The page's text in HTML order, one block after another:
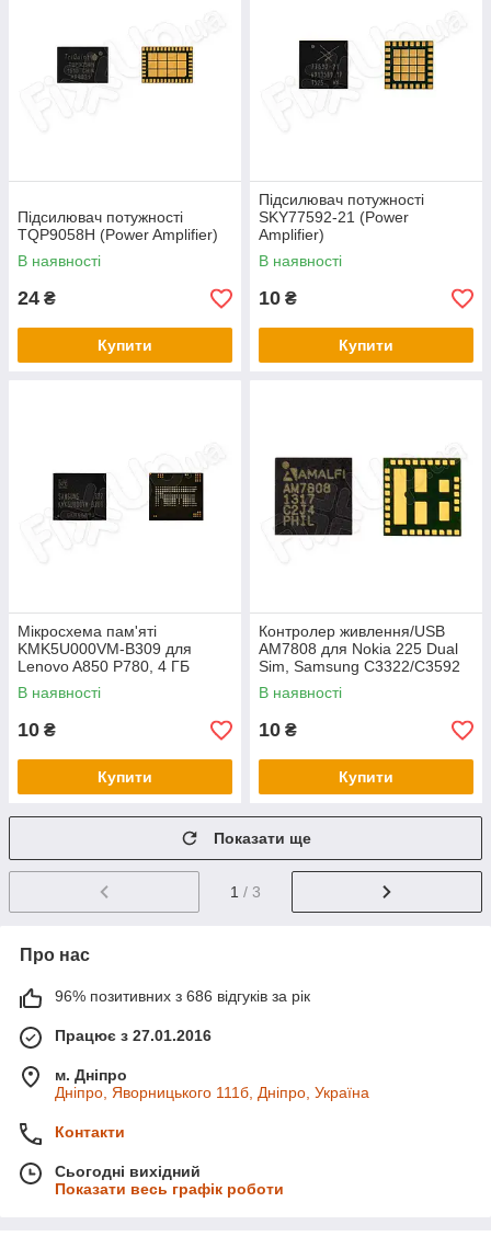
Підсилювач потужності
TQP9058H (Power Amplifier)
В наявності
24 ₴
Купити
Підсилювач потужності
SKY77592-21 (Power
Amplifier)
В наявності
10 ₴
Купити
Мікросхема пам'яті
KMK5U000VM-B309 для
Lenovo A850 P780, 4 ГБ
В наявності
10 ₴
Купити
Контролер живлення/USB
AM7808 для Nokia 225 Dual
Sim, Samsung C3322/C3592
Duos
В наявності
10 ₴
Купити
Показати ще
1 / 3
Про нас
96% позитивних з 686 відгуків за рік
Працює з 27.01.2016
м. Дніпро
Дніпро, Яворницького 111б, Дніпро, Україна
Контакти
Сьогодні вихідний
Показати весь графік роботи